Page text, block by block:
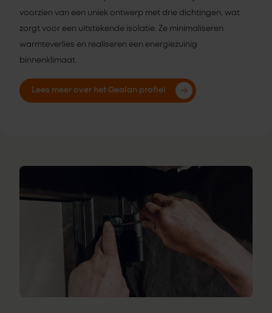
voorzien van een uniek ontwerp met drie dichtingen, wat
zorgt voor een uitstekende isolatie. Ze minimaliseren
warmteverlies en realiseren een energiezuinig
binnenklimaat.
Lees meer over het Gealan profiel